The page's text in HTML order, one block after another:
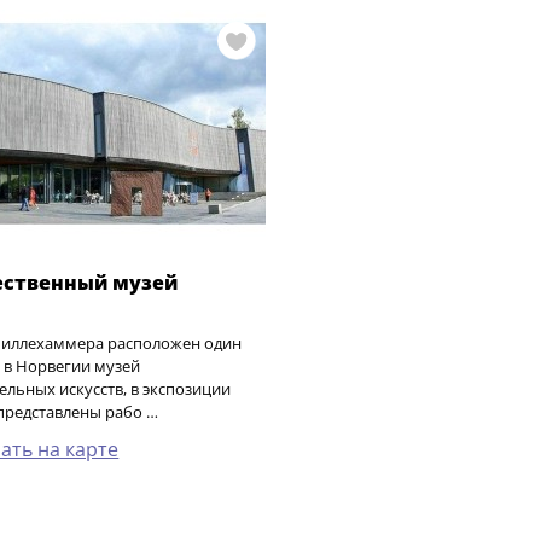
музей
расположен один
Норвегии музей
искусств, в экспозиции
рабо …
на карте